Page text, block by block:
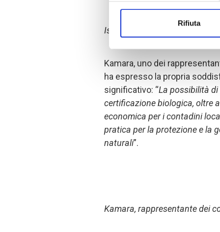
Rifiuta
Ispezione dei consulenti
Kamara, uno dei
ha espresso la propria
significativo: “La possibilità
certificazione biologica, oltre
economica per i contadini
pratica per la protezione e la
naturali”.
Kamara, rappresentante dei